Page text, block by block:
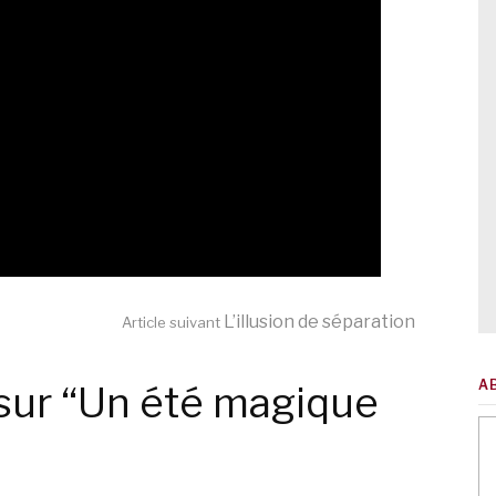
Article suivant L’illusion de séparation
“Un été magique